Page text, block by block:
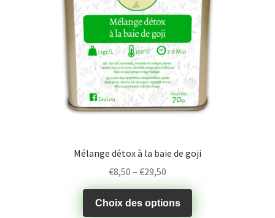
Mélange détox à la baie de goji
€8,50 – €29,50
Choix des options